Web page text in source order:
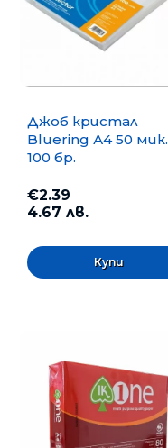
Джоб кристал
Bluering А4 50 мик.
100 бр.
€2.39
4.67 лв.